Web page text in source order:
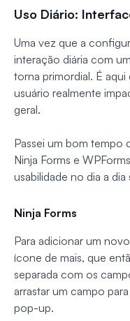
Uso Diário:
Uma vez que a
interação diária com
torna primordial. É
usuário realmente
geral.
Passei um bom tempo
Ninja Forms e
usabilidade no dia a
Ninja Forms
Para adicionar um
ícone de mais, que
separada com os
arrastar um campo
pop-up.